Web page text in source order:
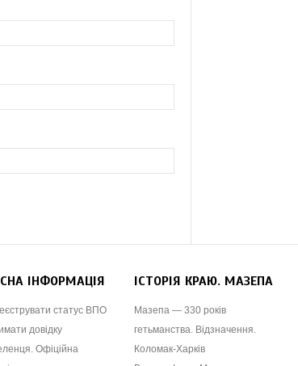
ІНФОРМАЦІЯ
статус ВПО
довідку
Офіційна
ІСТОРІЯ КРАЮ. МАЗЕПА
Мазепа — 330 років
гетьманства. Відзначення.
Коломак-Харків